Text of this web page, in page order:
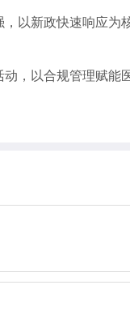
以新政快速响应
，以合规管理赋能